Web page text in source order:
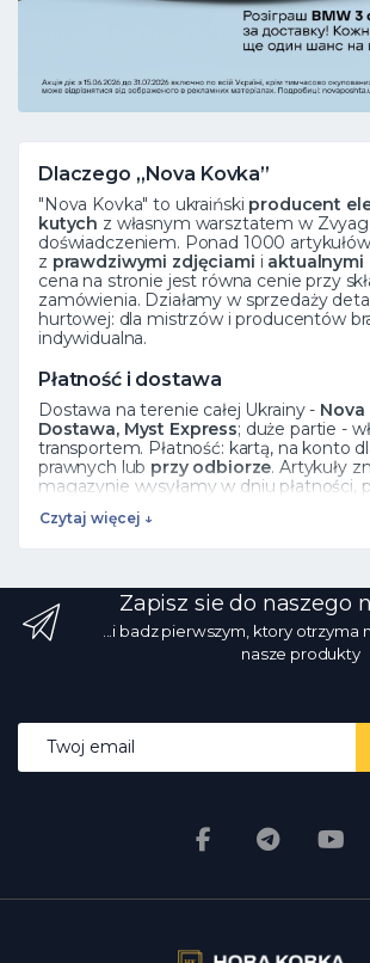
Dlaczego „Nova Kovka”
"Nova Kovka" to ukraiński producent
kutych z własnym warsztatem w
doświadczeniem. Ponad 1000
z prawdziwymi zdjęciami i aktualnymi
cena na stronie jest równa cenie przy
zamówienia. Działamy w sprzedaży
hurtowej: dla mistrzów i producentów
indywidualna.
Płatność i dostawa
Dostawa na terenie całej Ukrainy - Nova
Dostawa, Myst Express; duże partie -
transportem. Płatność: kartą, na konto
prawnych lub przy odbiorze. Artykuły
magazynie wysyłamy w dniu płatności,
Zobacz też
Często zadawane pytania
Jak zamówić?
Dodaj produkt do
☎ 068 700 10 13 - menadżer potwierdzi
dostawy?przez Nova Poshta i inne
całej Ukrainy; na stanie - w dniu płatności.
ceny są prawdziwe?
Tak, zdjęcia są
Czytaj więcej ↓
Zapisz sie do naszego
...i badz pierwszym, ktory otrzyma
nasze produkty